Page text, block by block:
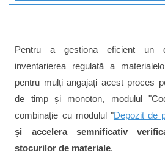
Pentru a gestiona eficient un
inventarierea regulată a
pentru mulți angajați acest proces
de timp și monoton, modulul
combinație cu modulul "Depozit de
și accelera semnificativ
stocurilor de materiale.